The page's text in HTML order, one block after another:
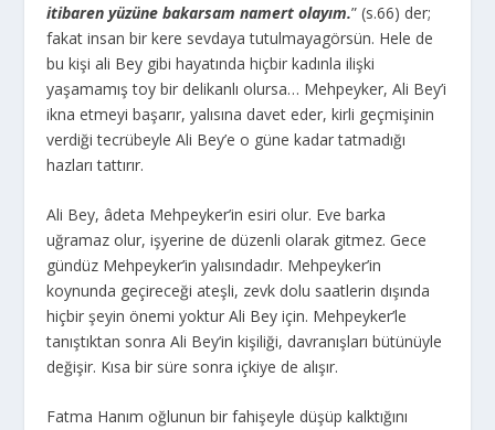
itibaren yüzüne bakarsam namert olayım.” (s.66) der;
fakat insan bir kere sevdaya tutulmayagörsün. Hele de
bu kişi ali Bey gibi hayatında hiçbir kadınla ilişki
yaşamamış toy bir delikanlı olursa… Mehpeyker, Ali Bey’i
ikna etmeyi başarır, yalısına davet eder, kirli geçmişinin
verdiği tecrübeyle Ali Bey’e o güne kadar tatmadığı
hazları tattırır.
Ali Bey, âdeta Mehpeyker’in esiri olur. Eve barka
uğramaz olur, işyerine de düzenli olarak gitmez. Gece
gündüz Mehpeyker’in yalısındadır. Mehpeyker’in
koynunda geçireceği ateşli, zevk dolu saatlerin dışında
hiçbir şeyin önemi yoktur Ali Bey için. Mehpeyker’le
tanıştıktan sonra Ali Bey’in kişiliği, davranışları bütünüyle
değişir. Kısa bir süre sonra içkiye de alışır.
Fatma Hanım oğlunun bir fahişeyle düşüp kalktığını